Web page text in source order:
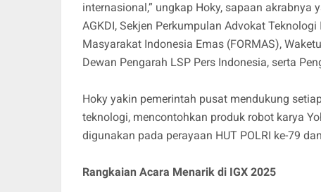
internasional,” ungkap Hoky, sapaan
AGKDI, Sekjen Perkumpulan Advokat
Masyarakat Indonesia Emas (FORMAS),
Dewan Pengarah LSP Pers Indonesia, serta
Hoky yakin pemerintah pusat mendukung
teknologi, mencontohkan produk robot karya
digunakan pada perayaan HUT POLRI ke-79
Rangkaian Acara Menarik di IGX 2025